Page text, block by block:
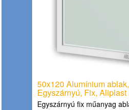
50x120 Alumínium ablak,
Egyszárnyú, Fix,
Egyszárnyú fix műanyag